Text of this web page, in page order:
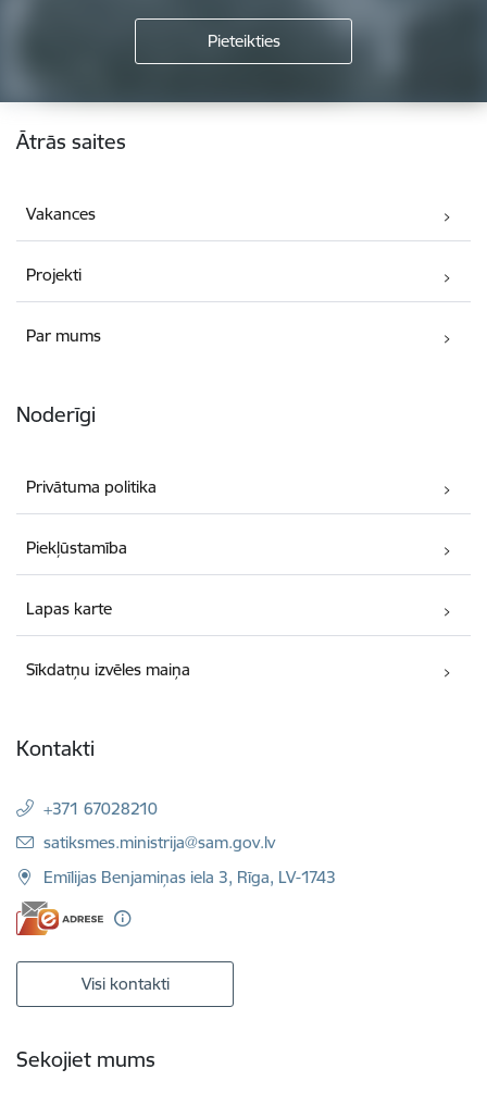
Kājene
Ātrās saites
Vakances
Projekti
Par mums
Noderīgi
Privātuma politika
Piekļūstamība
Lapas karte
Sīkdatņu izvēles maiņa
Kontakti
+371 67028210
E-pasts:
satiksmes.ministrija@sam.gov.lv
Emīlijas Benjamiņas iela 3, Rīga, LV-1743
Visi kontakti
Sekojiet mums